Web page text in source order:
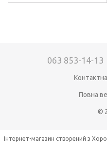
063 853-14-13
Повна
©
Інтернет-магазин створений з